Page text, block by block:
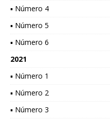
▪ Número 4
▪ Número 5
▪ Número 6
2021
▪ Número 1
▪ Número 2
▪ Número 3